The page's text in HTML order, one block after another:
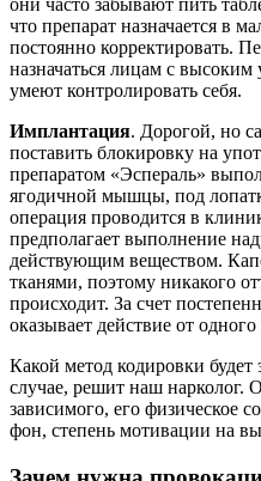
они часто забывают пить
что препарат назначается в
постоянно корректировать.
назначаться лицам с
умеют контролировать себя.
Имплантация. Дорогой, но
поставить блокировку на
препаратом «Эспераль»
ягодичной мышцы, под
операция проводится в
предполагает выполнение
действующим веществом.
тканями, поэтому никакого
происходит. За счет
оказывает действие от одного
Какой метод кодировки
случае, решит наш нарколог.
зависимого, его физическое
фон, степень мотивации на